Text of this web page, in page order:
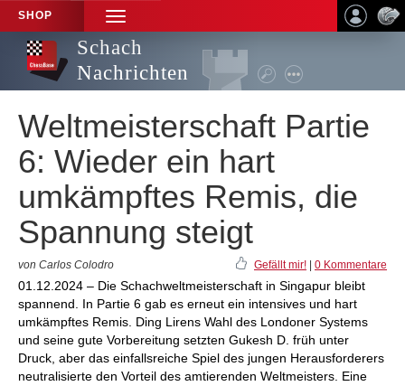
SHOP
TOGGLE
NAVIGATION
Schach
Nachrichten
Weltmeisterschaft Partie
6: Wieder ein hart
umkämpftes Remis, die
Spannung steigt
von Carlos Colodro Gefällt mir! 0 Kommentare
01.12.2024 – Die Schachweltmeisterschaft in Singapur bleibt
spannend. In Partie 6 gab es erneut ein intensives und hart
umkämpftes Remis. Ding Lirens Wahl des Londoner Systems
und seine gute Vorbereitung setzten Gukesh D. früh unter
Druck, aber das einfallsreiche Spiel des jungen Herausforderers
neutralisierte den Vorteil des amtierenden Weltmeisters. Eine